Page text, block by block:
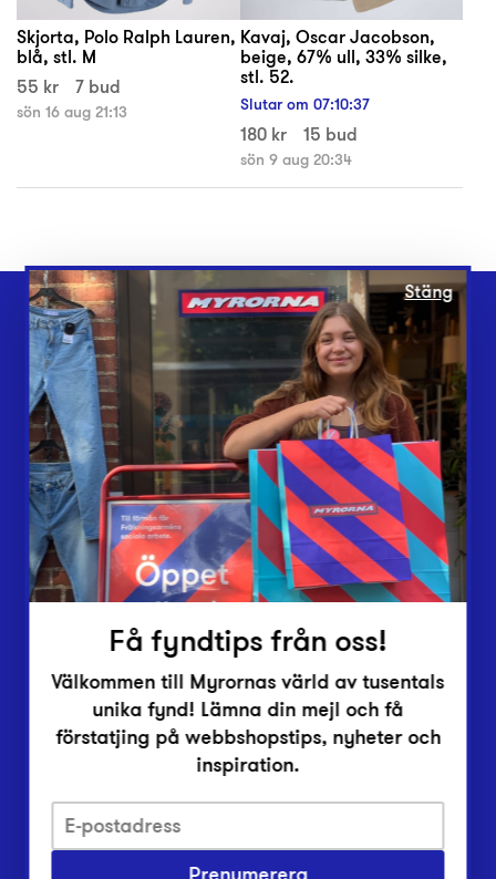
Skjorta, Polo Ralph Lauren,
blå, stl. M
55 kr
7 bud
sön 16 aug 21:13
Kavaj, Oscar Jacobson,
beige, 67% ull, 33% silke,
stl. 52.
Slutar om 07:10:37
180 kr 15 bud
sön 9 aug 20:34
Webbshop
Butiker
Lämna in
Vårt överskott
Inlämningsplatser
Om Myrorna
Lediga jobb
Pressrum
Integritetsskyddspolicy
Har du frågor om onlineköp, leverans eller retur?
Stäng
Få fyndtips från oss!
Välkommen till Myrornas värld av tusentals
unika fynd! Lämna din mejl och få
förstatjing på webbshopstips, nyheter och
inspiration.